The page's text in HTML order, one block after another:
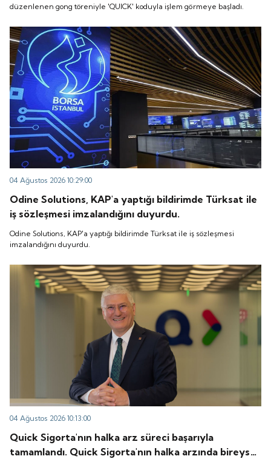
düzenlenen gong töreniyle 'QUICK' koduyla işlem görmeye başladı.
04 Ağustos 2026 10:29:00
Odine Solutions, KAP'a yaptığı bildirimde Türksat ile
iş sözleşmesi imzalandığını duyurdu.
Odine Solutions, KAP'a yaptığı bildirimde Türksat ile iş sözleşmesi
imzalandığını duyurdu.
04 Ağustos 2026 10:13:00
Quick Sigorta'nın halka arz süreci başarıyla
tamamlandı. Quick Sigorta'nın halka arzında bireysel